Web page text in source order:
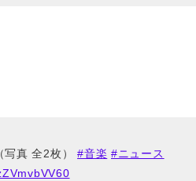
写真 全2枚）#音楽 #ニュース